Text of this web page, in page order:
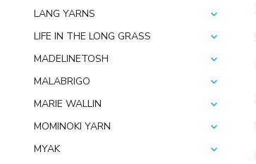
LANG YARNS
LIFE IN THE LONG GRASS
MADELINETOSH
MALABRIGO
MARIE WALLIN
MOMINOKI YARN
MYAK